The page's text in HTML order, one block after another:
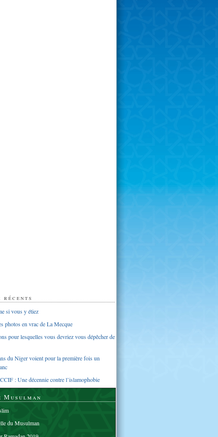
si vous y étiez
photos en vrac de La Mecque
pour lesquelles vous devriez vous dépêcher de
du Niger voient pour la première fois un
: Une décennie contre l’islamophobie
Musulman
du Musulman